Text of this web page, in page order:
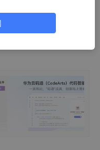
络－Microsoft Window